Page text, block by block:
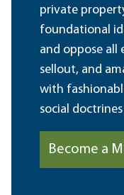
private
foundational
and oppose all
sellout, and
with
social
Become a